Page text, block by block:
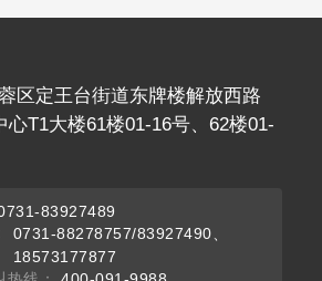
区定王台街道东牌楼解放西路
心T1大楼61楼01-16号、62楼01-
83927489
0731-88278757/83927490、
18573177877